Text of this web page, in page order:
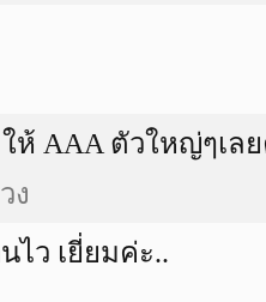
ให้ AAA ตัวใหญ่ๆเล
ง
ไว เยี่ยมค่ะ..